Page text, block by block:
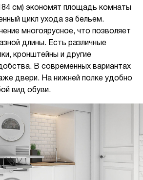
см) экономят площадь комнаты
цикл ухода за бельем.
многоярусное, что позволяет
длины. Есть различные
кронштейны и другие
В современных вариантах
двери. На нижней полке удобно
вид обуви.